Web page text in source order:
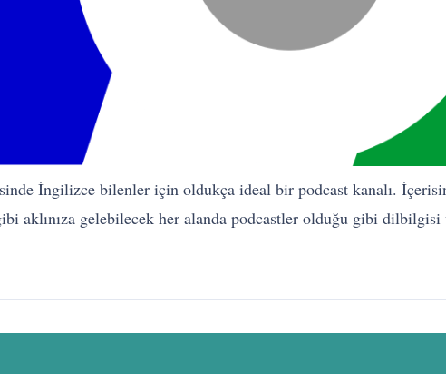
İngilizce bilenler için oldukça ideal bir podcast kanalı.
aklınıza gelebilecek her alanda podcastler olduğu gibi